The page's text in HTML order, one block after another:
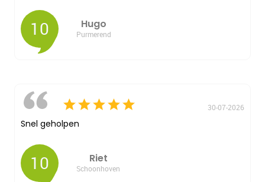
10 Hugo
Purmerend
30-07-2026
Snel geholpen
10 Riet
Schoonhoven